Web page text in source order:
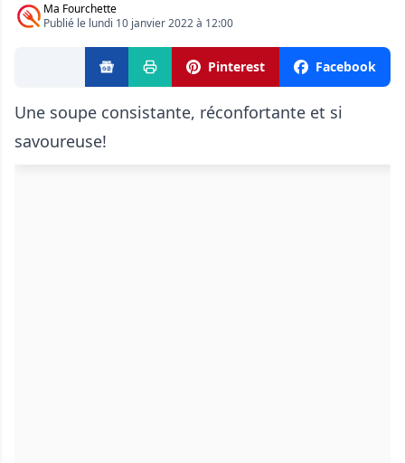
Ma Fourchette
Publié le lundi 10 janvier 2022 à 12:00
Pinterest Facebook
Une soupe consistante, réconfortante et si
savoureuse!